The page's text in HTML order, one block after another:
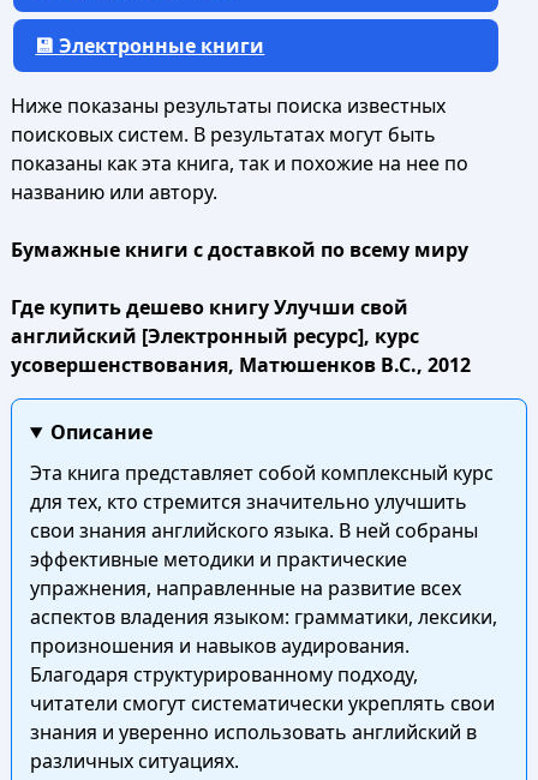
💾 Электронные книги
Ниже показаны результаты поиска известных
поисковых систем. В результатах могут быть
показаны как эта книга, так и похожие на нее по
названию или автору.
Бумажные книги с доставкой по всему миру
Где купить дешево книгу Улучши свой
английский [Электронный ресурс], курс
усовершенствования, Матюшенков B.C., 2012
Описание
Эта книга представляет собой комплексный курс
для тех, кто стремится значительно улучшить
свои знания английского языка. В ней собраны
эффективные методики и практические
упражнения, направленные на развитие всех
аспектов владения языком: грамматики, лексики,
произношения и навыков аудирования.
Благодаря структурированному подходу,
читатели смогут систематически укреплять свои
знания и уверенно использовать английский в
различных ситуациях.